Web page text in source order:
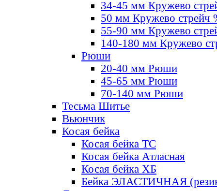
34-45 мм Кружево
50 мм Кружево стрейч
55-90 мм Кружево
140-180 мм Кружево
Рюши
20-40 мм Рюши
45-65 мм Рюши
70-140 мм Рюши
Тесьма Шитье
Вьюнчик
Косая бейка
Косая бейка ТС
Косая бейка Атласная
Косая бейка ХБ
Бейка ЭЛАСТИЧНАЯ